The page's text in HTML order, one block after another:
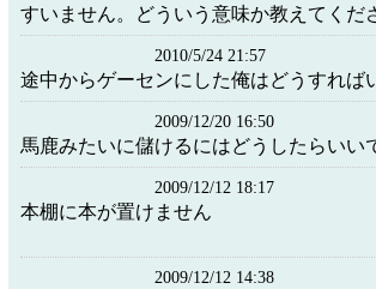
すいません。どういう意味か教えてくだ
2010/5/24 21:57
途中からゲーセンにした俺はどうすれば
2009/12/20 16:50
馬鹿みたいに儲けるにはどうしたらいい
2009/12/12 18:17
本棚に本が置けません
2009/12/12 14:38